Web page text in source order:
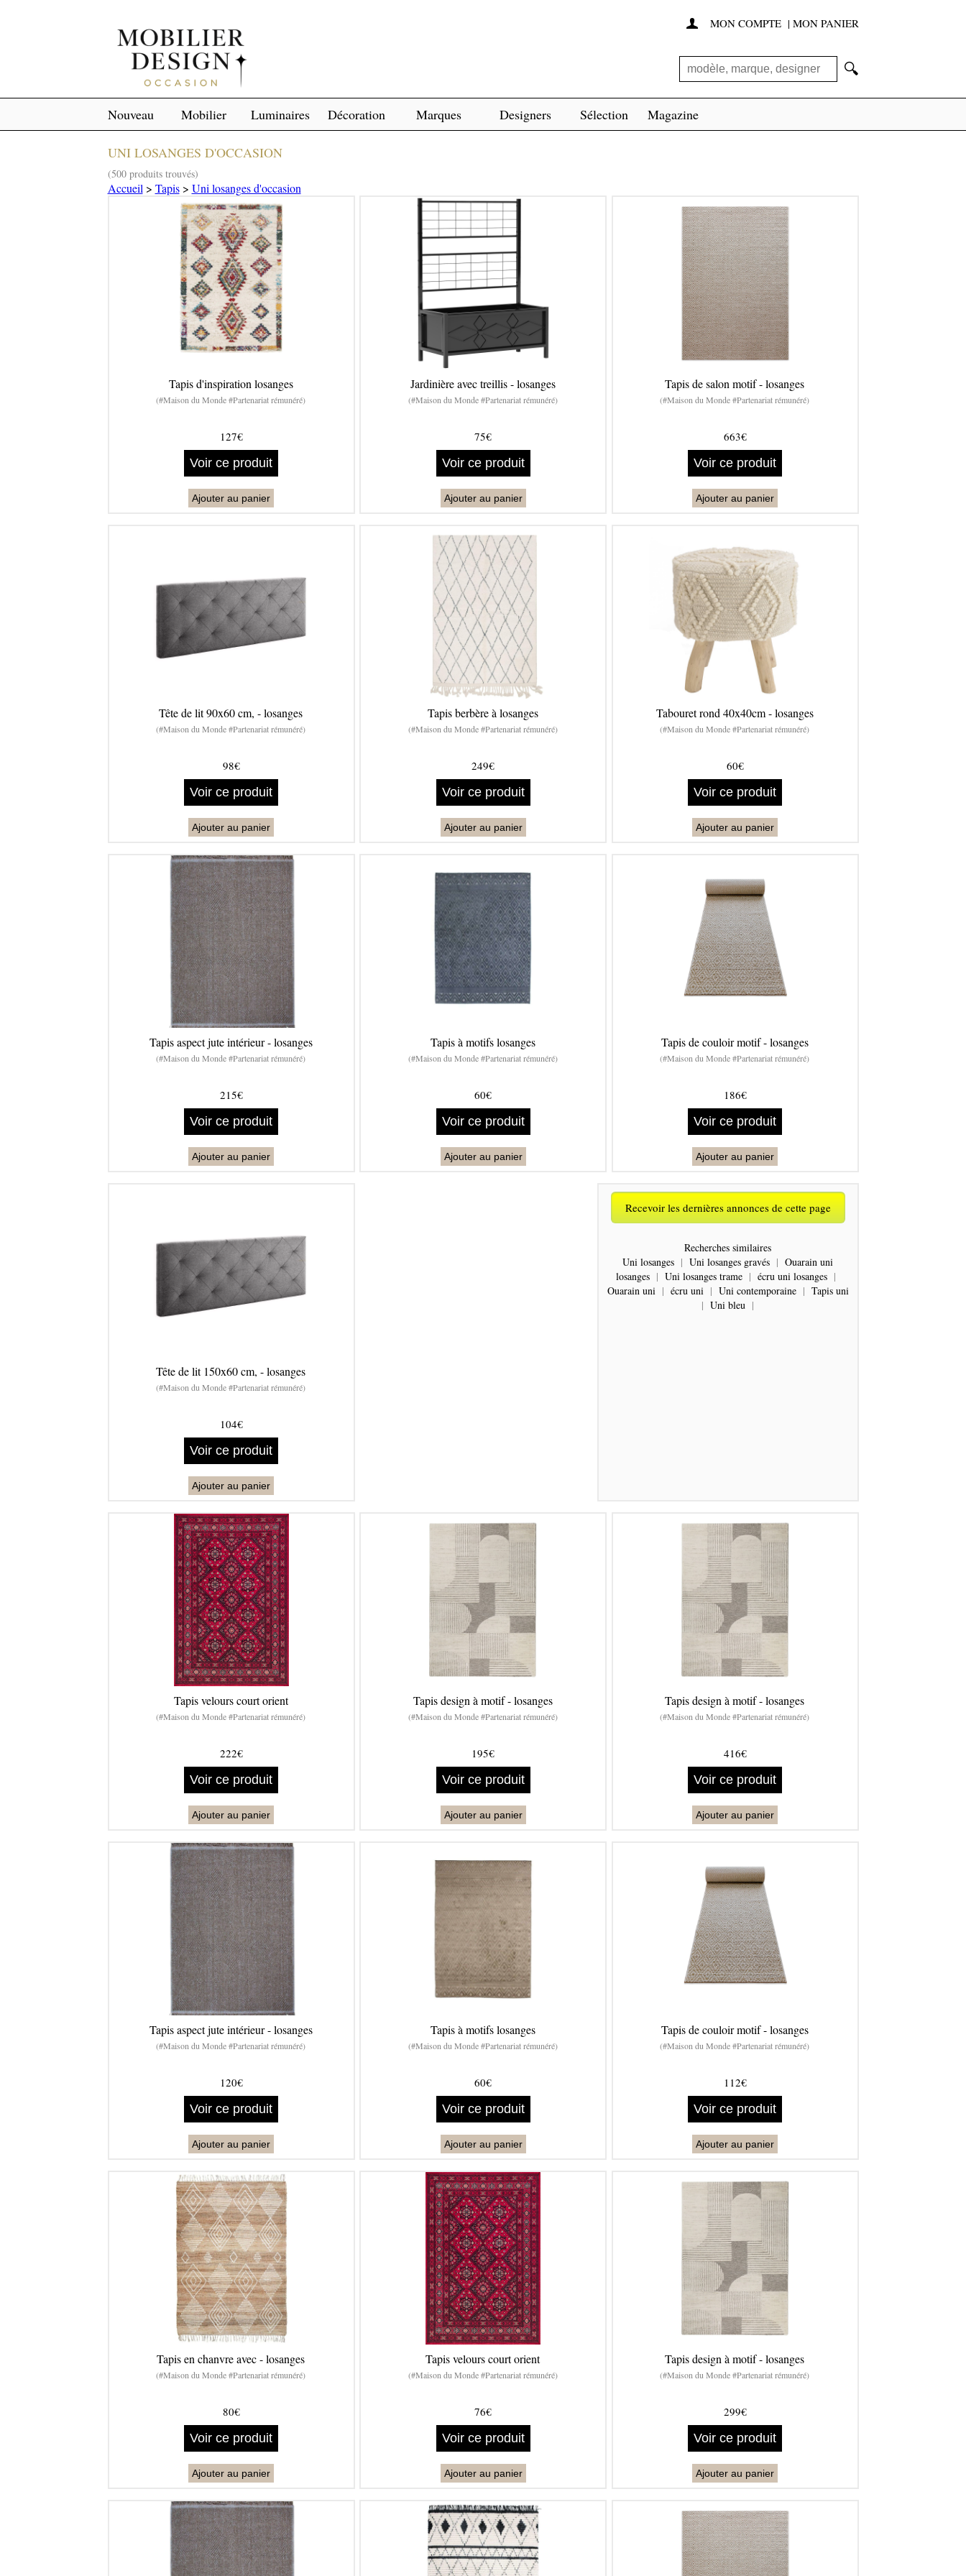
 MON COMPTE | MON PANIER
🔍
Nouveau Mobilier Luminaires Décoration Marques Designers Sélection Magazine
UNI LOSANGES D'OCCASION
(500 produits trouvés)
Accueil> Tapis> Uni losanges d'occasion
Tapis d'inspiration losanges
(#Maison du Monde #Partenariat rémunéré)
127€
Voir ce produit
Ajouter au panier
Jardinière avec treillis - losanges
(#Maison du Monde #Partenariat rémunéré)
75€
Voir ce produit
Ajouter au panier
Tapis de salon motif - losanges
(#Maison du Monde #Partenariat rémunéré)
663€
Voir ce produit
Ajouter au panier
Tête de lit 90x60 cm, - losanges
(#Maison du Monde #Partenariat rémunéré)
98€
Voir ce produit
Ajouter au panier
Tapis berbère à losanges
(#Maison du Monde #Partenariat rémunéré)
249€
Voir ce produit
Ajouter au panier
Tabouret rond 40x40cm - losanges
(#Maison du Monde #Partenariat rémunéré)
60€
Voir ce produit
Ajouter au panier
Tapis aspect jute intérieur - losanges
(#Maison du Monde #Partenariat rémunéré)
215€
Voir ce produit
Ajouter au panier
Tapis à motifs losanges
(#Maison du Monde #Partenariat rémunéré)
60€
Voir ce produit
Ajouter au panier
Tapis de couloir motif - losanges
(#Maison du Monde #Partenariat rémunéré)
186€
Voir ce produit
Ajouter au panier
Tête de lit 150x60 cm, - losanges
(#Maison du Monde #Partenariat rémunéré)
104€
Voir ce produit
Ajouter au panier
Recevoir les dernières annonces de cette page
Recherches similaires
Uni losanges | Uni losanges gravés | Ouarain uni
losanges | Uni losanges trame | écru uni losanges |
Ouarain uni | écru uni | Uni contemporaine | Tapis uni
| Uni bleu |
Tapis velours court orient
(#Maison du Monde #Partenariat rémunéré)
222€
Voir ce produit
Ajouter au panier
Tapis design à motif - losanges
(#Maison du Monde #Partenariat rémunéré)
195€
Voir ce produit
Ajouter au panier
Tapis design à motif - losanges
(#Maison du Monde #Partenariat rémunéré)
416€
Voir ce produit
Ajouter au panier
Tapis aspect jute intérieur - losanges
(#Maison du Monde #Partenariat rémunéré)
120€
Voir ce produit
Ajouter au panier
Tapis à motifs losanges
(#Maison du Monde #Partenariat rémunéré)
60€
Voir ce produit
Ajouter au panier
Tapis de couloir motif - losanges
(#Maison du Monde #Partenariat rémunéré)
112€
Voir ce produit
Ajouter au panier
Tapis en chanvre avec - losanges
(#Maison du Monde #Partenariat rémunéré)
80€
Voir ce produit
Ajouter au panier
Tapis velours court orient
(#Maison du Monde #Partenariat rémunéré)
76€
Voir ce produit
Ajouter au panier
Tapis design à motif - losanges
(#Maison du Monde #Partenariat rémunéré)
299€
Voir ce produit
Ajouter au panier